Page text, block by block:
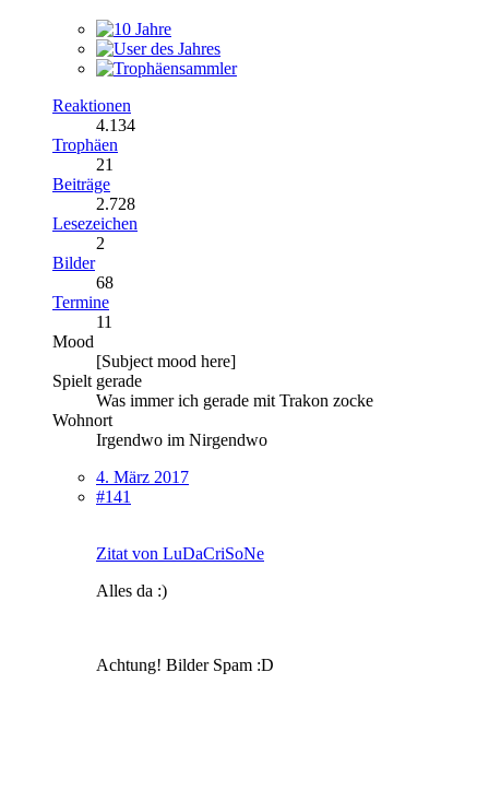
Reaktionen
4.134
Trophäen
21
Beiträge
2.728
Lesezeichen
2
Bilder
68
Termine
11
Mood
[Subject mood here]
Spielt gerade
Was immer ich gerade mit Trakon zocke
Wohnort
Irgendwo im Nirgendwo
4. März 2017
#141
Zitat von LuDaCriSoNe
Alles da :)
Achtung! Bilder Spam :D